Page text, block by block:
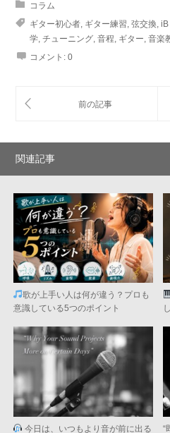
コラム
ギター初心者, ギター練習, 弦交換, iB
学, チューニング, 音程, ギター, 音楽
コメント: 0
関連記事
歌が上手い人は何が違う？プロも
意識している5つのポイント
今日は、いつもより音が前に出る “